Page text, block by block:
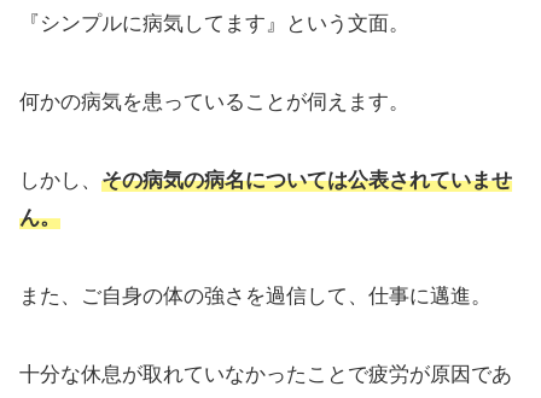
『シンプルに病気してます』という文面。
何かの病気を患っていることが伺えます。
しかし、 その病気の病名については公表されていませ
ん。
また、ご自身の体の強さを過信して、仕事に邁進。
十分な休息が取れていなかったことで疲労が原因であ